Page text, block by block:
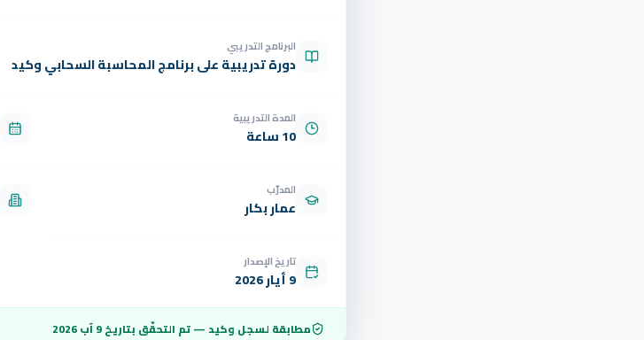
البرنامج التدريبي
دورة تدريبية على برنامج المحاسبة السحابي وكيد
المدة التدريبية
10 ساعة
المدرّب
عمار بكار
تاريخ الإصدار
9 أيار 2026
مطابقة لسجل وكيد — تم التحقّق بتاريخ9 آب 2026